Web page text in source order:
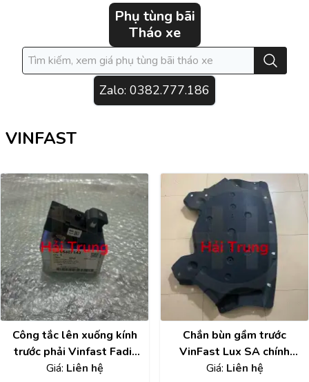
Phụ tùng bãi
Tháo xe
Zalo: 0382.777.186
VINFAST
Công tắc lên xuống kính
trước phải Vinfast Fadil
chính hãng | 95407143
Giá: Liên hệ
Chắn bùn gầm trước
VinFast Lux SA chính
hãng BEX10003667
Giá: Liên hệ